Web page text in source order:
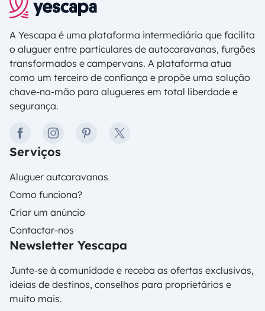
um tesouro escondido.
A Yescapa é uma plataforma intermediária que facilita
o aluguer entre particulares de autocaravanas, furgões
transformados e campervans. A plataforma atua
como um terceiro de confiança e propõe uma solução
chave-na-mão para alugueres em total liberdade e
segurança.
facebookinstagrampinteresttwitter
Serviços
Aluguer autcaravanas
Como funciona?
Criar um anúncio
Contactar-nos
Newsletter Yescapa
Junte-se à comunidade e receba as ofertas exclusivas,
ideias de destinos, conselhos para proprietários e
muito mais.